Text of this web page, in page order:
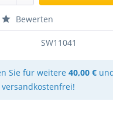
Bewerten
SW11041
Sie für weitere40,00 €
versandkostenfrei!